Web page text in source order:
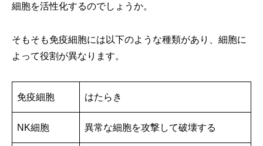
細胞を活性化するのでしょうか。
そもそも免疫細胞には以下のような種類があり、細胞に
よって役割が異なります。
免疫細胞 はたらき
NK細胞 異常な細胞を攻撃して破壊する